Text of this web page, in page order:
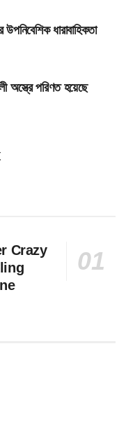
ধারাবাহিকতা
অস্ত্রে পরিণত হয়েছে
Crazy